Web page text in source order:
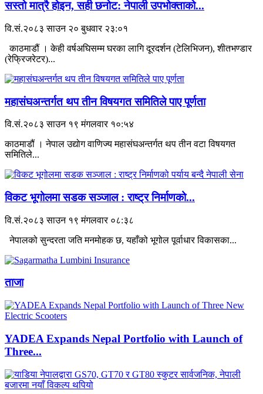
सस्तो मात्रै होइन, सही छनोट: नेपाली उपभोक्ताको...
वि.सं.२०८३ साउन २० बुधवार २३:०१
काठमाडौं । केही वर्षअघिसम्म घरका लागि दूरदर्शन (टेलिभिजन), शीतभण्डार
(रेफ्रिजरेटर)...
महासंघअन्तर्गत थप तीन विषयगत समितिले पाए पूर्णता
वि.सं.२०८३ साउन १९ मंगलवार १०:५४
काठमाडौं । नेपाल उद्योग वाणिज्य महासंघअन्तर्गत थप तीन वटा विषयगत
समितिले...
विकट भूगोलमा सडक सञ्जाल : राष्ट्र निर्माणको...
वि.सं.२०८३ साउन १९ मंगलवार ०८:३८
नेपालको सुन्दरता जति मनमोहक छ, यहाँको भूगोल पूर्वाधार विकासका...
ताजा
YADEA Expands Nepal Portfolio with Launch of
Three...